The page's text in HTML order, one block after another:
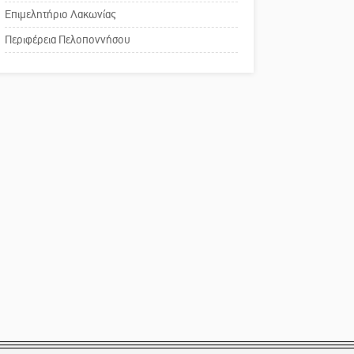
χρωμάτων στη Νεάπολη
Το δικό σας σχόλιο:
Παράδειγμα κοινωνικής
Επιμελητήριο Λακωνίας
Περιφέρεια Πελοποννήσου